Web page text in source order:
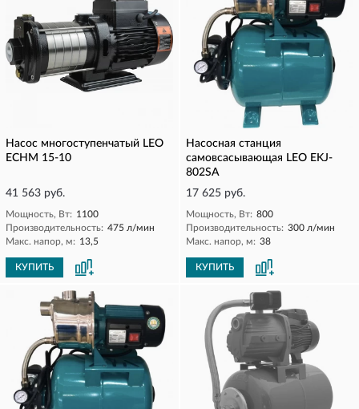
Насос многоступенчатый LEO
ECHM 15-10
41 563 руб.
Мощность, Вт: 1100
Производительность: 475 л/мин
Макс. напор, м: 13,5
КУПИТЬ
Насосная станция
самовсасывающая LEO EKJ-
802SA
17 625 руб.
Мощность, Вт: 800
Производительность: 300 л/мин
Макс. напор, м: 38
КУПИТЬ